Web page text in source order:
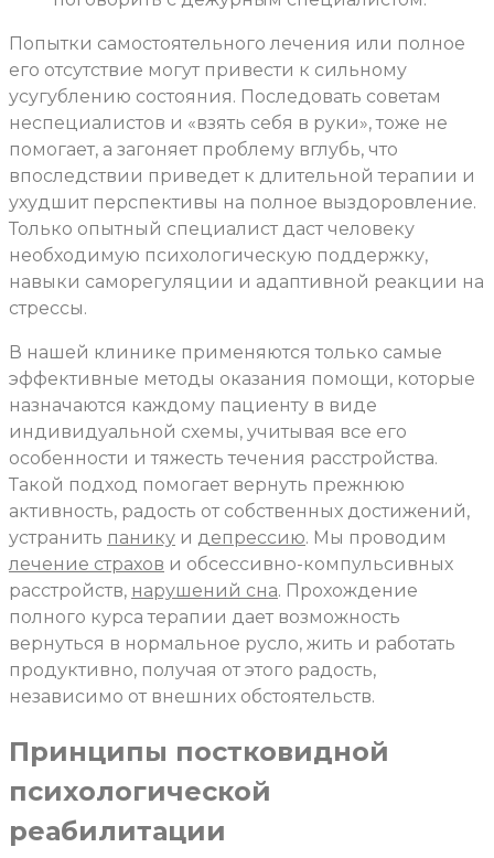
Попытки самостоятельного лечения или полное
его отсутствие могут привести к сильному
усугублению состояния. Последовать советам
неспециалистов и «взять себя в руки», тоже не
помогает, а загоняет проблему вглубь, что
впоследствии приведет к длительной терапии и
ухудшит перспективы на полное выздоровление.
Только опытный специалист даст человеку
необходимую психологическую поддержку,
навыки саморегуляции и адаптивной реакции на
стрессы.
В нашей клинике применяются только самые
эффективные методы оказания помощи, которые
назначаются каждому пациенту в виде
индивидуальной схемы, учитывая все его
особенности и тяжесть течения расстройства.
Такой подход помогает вернуть прежнюю
активность, радость от собственных достижений,
устранить панику и депрессию. Мы проводим
лечение страхов и обсессивно-компульсивных
расстройств, нарушений сна. Прохождение
полного курса терапии дает возможность
вернуться в нормальное русло, жить и работать
продуктивно, получая от этого радость,
независимо от внешних обстоятельств.
Принципы постковидной
психологической
реабилитации